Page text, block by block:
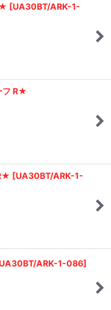
[UA30BT/ARK-1-
フ R★
[UA30BT/ARK-1-
ARK-1-086]